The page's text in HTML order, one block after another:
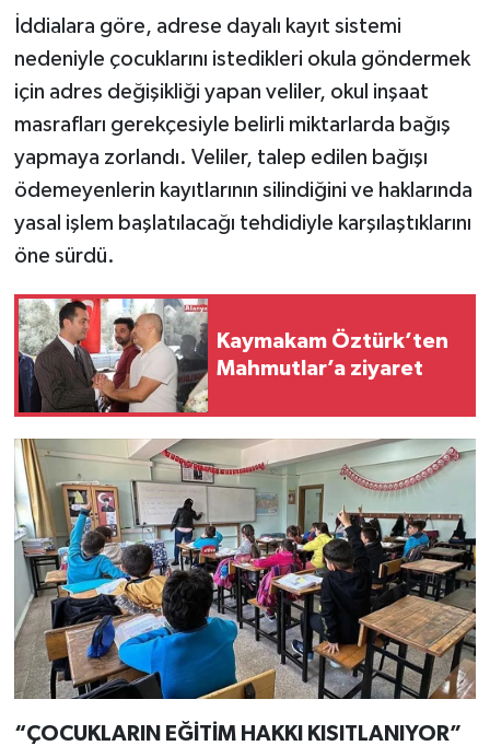
İddialara göre, adrese dayalı kayıt sistemi
nedeniyle çocuklarını istedikleri okula göndermek
için adres değişikliği yapan veliler, okul inşaat
masrafları gerekçesiyle belirli miktarlarda bağış
yapmaya zorlandı. Veliler, talep edilen bağışı
ödemeyenlerin kayıtlarının silindiğini ve haklarında
yasal işlem başlatılacağı tehdidiyle karşılaştıklarını
öne sürdü.
Kaymakam Öztürk’ten
Mahmutlar’a ziyaret
“ÇOCUKLARIN EĞİTİM HAKKI KISITLANIYOR”